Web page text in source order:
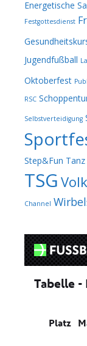
Energetische
Festgottesdienst
Jugendfußball
Oktoberfest
RSC
Selbstverteidigung
Step&Fun
TSG
Channel